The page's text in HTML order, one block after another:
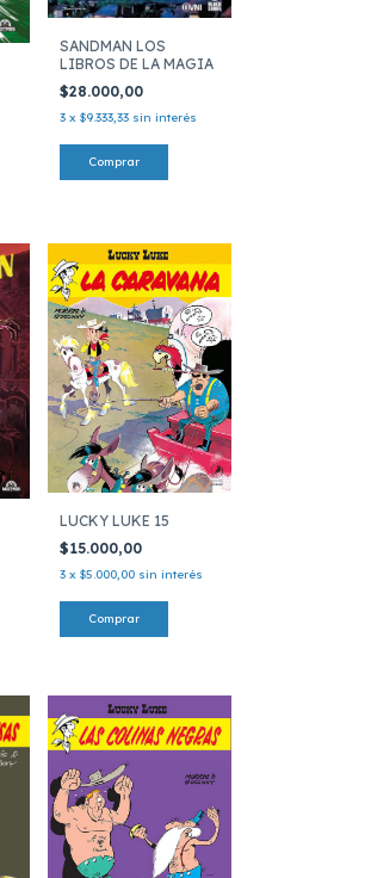
SANDMAN LOS
LIBROS DE LA MAGIA
$28.000,00
3 x $9.333,33 sin interés
LUCKY LUKE 15
$15.000,00
3 x $5.000,00 sin interés